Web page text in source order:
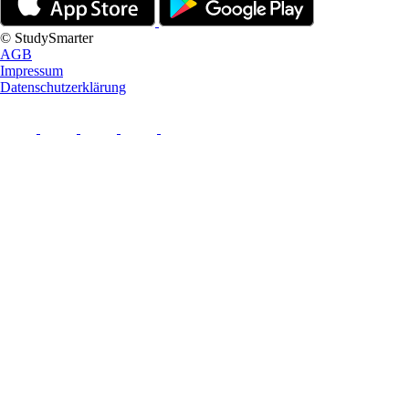
© StudySmarter
AGB
Impressum
Datenschutzerklärung